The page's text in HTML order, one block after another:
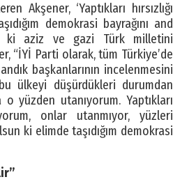
Akşener, ‘Yaptıkları hırsızlığı
demokrasi bayrağını and
ki aziz ve gazi Türk milletini
“İYİ Parti olarak, tüm Türkiye’de
başkanlarının incelenmesini
ülkeyi düşürdükleri durumdan
yüzden utanıyorum. Yaptıkları
onlar utanmıyor, yüzleri
ki elimde taşıdığım demokrasi